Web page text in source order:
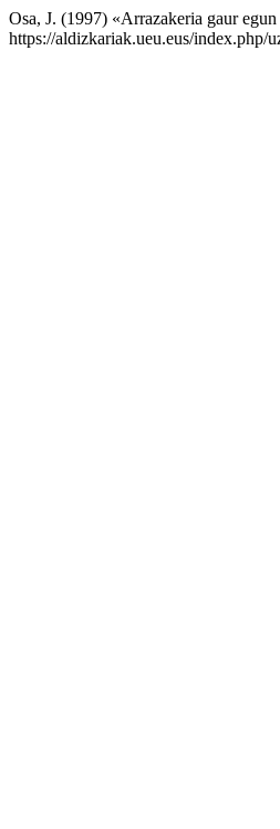
Osa, J. (1997) «Arrazakeria gaur
https://aldizkariak.ueu.eus/index.php/